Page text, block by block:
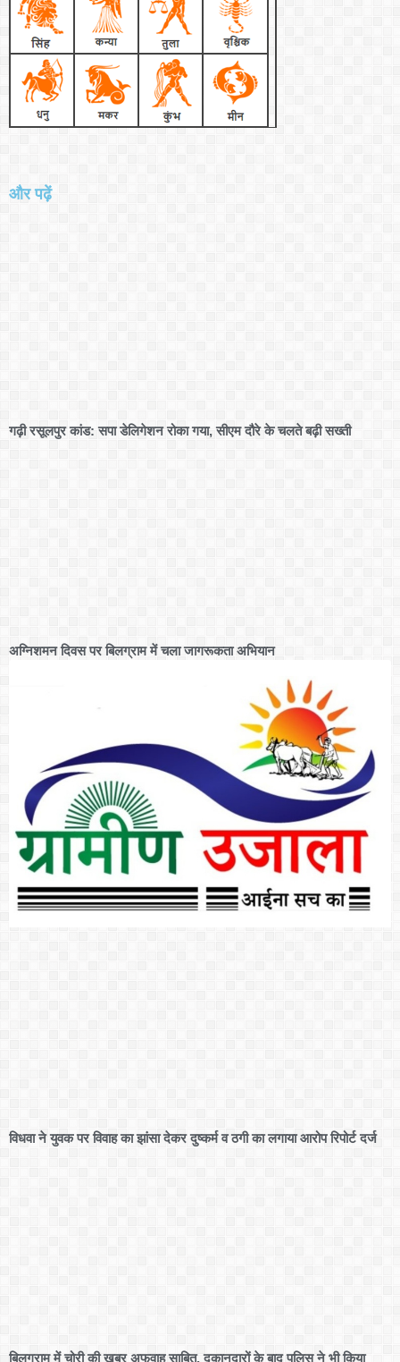
और पढ़ें
गढ़ी रसूलपुर कांड: सपा डेलिगेशन रोका गया, सीएम दौरे के चलते बढ़ी सख्ती
अग्निशमन दिवस पर बिलग्राम में चला जागरूकता अभियान
विधवा ने युवक पर विवाह का झांसा देकर दुष्कर्म व ठगी का लगाया आरोप रिपोर्ट दर्ज
बिलग्राम में चोरी की खबर अफवाह साबित, दुकानदारों के बाद पुलिस ने भी किया